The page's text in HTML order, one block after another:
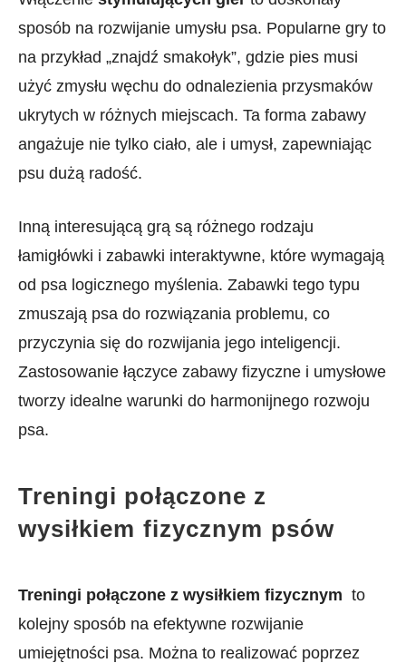
sposób na rozwijanie umysłu psa. Popularne gry​ to
na⁣ przykład⁣ „znajdź⁤ smakołyk”, ⁣gdzie pies musi
użyć zmysłu węchu ‌do odnalezienia przysmaków
ukrytych w różnych miejscach. Ta forma zabawy
⁤angażuje nie tylko ciało, ale i⁤ umysł, zapewniając
psu dużą radość.
Inną interesującą grą są ​różnego rodzaju
łamigłówki‍ i zabawki‍ interaktywne, które wymagają
od psa ⁣logicznego myślenia.‍ Zabawki tego typu
zmuszają⁢ psa ‌do rozwiązania problemu, co
przyczynia się do rozwijania jego inteligencji.
Zastosowanie łączyce zabawy fizyczne ‍i umysłowe
tworzy idealne warunki do harmonijnego rozwoju
‍psa.
Treningi połączone z
wysiłkiem⁣ fizycznym⁣ psów
Treningi połączone​ z wysiłkiem fizycznym ‍ to
kolejny sposób na efektywne ‌rozwijanie​
umiejętności psa. Można to​ realizować poprzez